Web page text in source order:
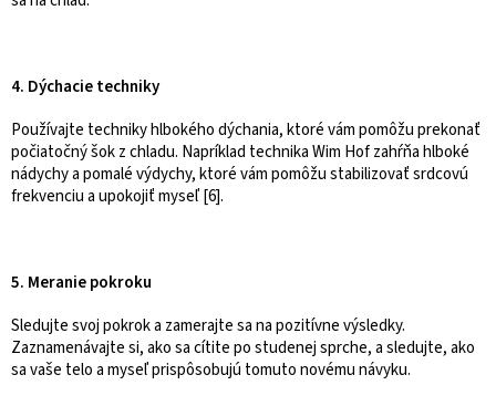
4. Dýchacie techniky
Používajte techniky hlbokého dýchania, ktoré vám pomôžu prekonať
počiatočný šok z chladu. Napríklad technika Wim Hof zahŕňa hlboké
nádychy a pomalé výdychy, ktoré vám pomôžu stabilizovať srdcovú
frekvenciu a upokojiť myseľ [6].
5. Meranie pokroku
Sledujte svoj pokrok a zamerajte sa na pozitívne výsledky.
Zaznamenávajte si, ako sa cítite po studenej sprche, a sledujte, ako
sa vaše telo a myseľ prispôsobujú tomuto novému návyku.